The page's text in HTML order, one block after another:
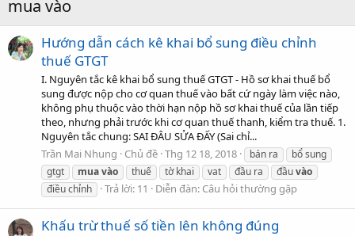
mua vào
Hướng dẫn cách kê khai bổ sung điều chỉnh
thuế GTGT
I. Nguyên tắc kê khai bổ sung thuế GTGT - Hồ sơ khai thuế bổ
sung được nộp cho cơ quan thuế vào bất cứ ngày làm việc nào,
không phụ thuộc vào thời hạn nộp hồ sơ khai thuế của lần tiếp
theo, nhưng phải trước khi cơ quan thuế thanh, kiểm tra thuế. 1.
Nguyên tắc chung: SAI ĐÂU SỬA ĐẤY (Sai chỉ...
Trần Mai Nhung
Chủ đề Thg 12 18, 2018 bán ra
bổ sung
gtgt
muavào thuế tờ khai vat đầu ra đầuvào
điều chỉnh
Trả lời: 11 Diễn đàn: Câu hỏi thường gặp
Khấu trừ thuế số tiền lên không đúng